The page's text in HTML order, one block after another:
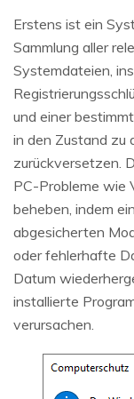
Erstens ist ein
Sammlung aller
Systemdateien,
und einer
in den Zustand zu
zurückversetzen.
PC-Probleme wie
beheben, indem
abgesicherten
oder fehlerhafte
Datum
installierte
verursachen.